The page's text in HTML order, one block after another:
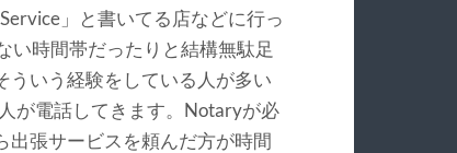
」と書いてる店などに行っ
い時間帯だったりと結構無駄足
ういう経験をしている人が多い
が電話してきます。Notaryが必
出張サービスを頼んだ方が時間